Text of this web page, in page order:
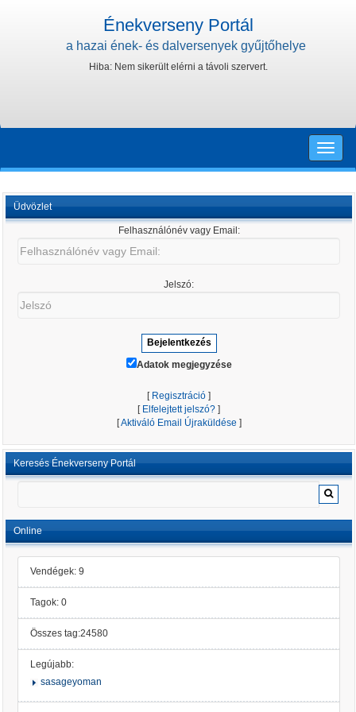
Énekverseny Portál
a hazai ének- és dalversenyek gyűjtőhelye
Hiba: Nem sikerült elérni a távoli szervert.
Toggle
Üdvözlet
Felhasználónév vagy Email:
Jelszó:
Adatok megjegyzése
[ Regisztráció ]
[ Elfelejtett jelszó? ]
[Aktiváló Email Újraküldése ]
Keresés Énekverseny Portál
Online
Vendégek: 9
Tagok: 0
Összes tag:24580
Legújabb:
sasageyoman